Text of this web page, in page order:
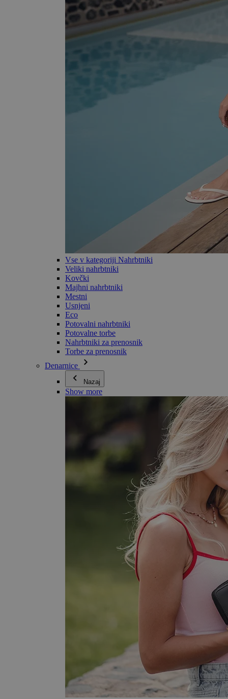
Vse v kategoriji Nahrbtniki
Veliki nahrbtniki
Kovčki
Majhni nahrbtniki
Mestni
Usnjeni
Eco
Potovalni nahrbtniki
Potovalne torbe
Nahrbtniki za prenosnik
Torbe za prenosnik
Denarnice
Nazaj
Show more